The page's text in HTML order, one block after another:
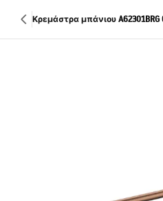
Κρεμάστρα μπάνιου A62301BRG